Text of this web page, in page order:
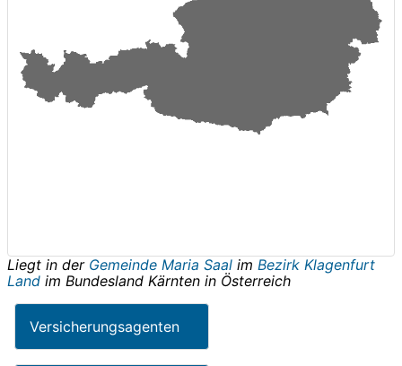
Liegt in der Gemeinde Maria Saal im Bezirk Klagenfurt
Land im Bundesland Kärnten in Österreich
Versicherungsagenten